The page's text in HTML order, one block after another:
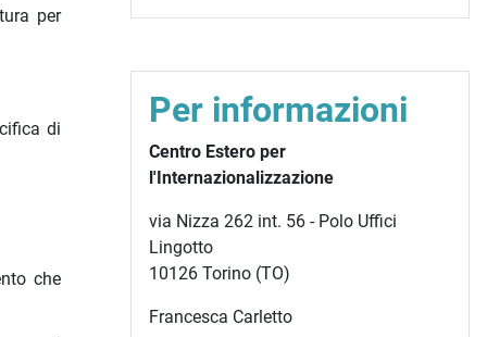
per
di
che
Per informazioni
Centro Estero per
l'Internazionalizzazione
via Nizza 262 int. 56 - Polo Uffici
Lingotto
10126 Torino (TO)
Francesca Carletto